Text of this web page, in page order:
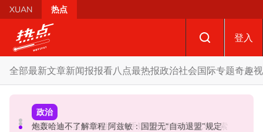
Skip to main content
XUAN 热点
登入
全部最新文章新闻报报看八点最热报政治社会国际专题奇趣
社会
黑木山关卡粉色行李箱引发炸弹惊魂 警方: 将调监控追查行
国际
泰校园枪击案酿8师生亡 枪手疑遭长期遭霸凌成导火索
政治
炮轰哈迪不了解章程 阿兹敏：国盟无“自动退盟”规定